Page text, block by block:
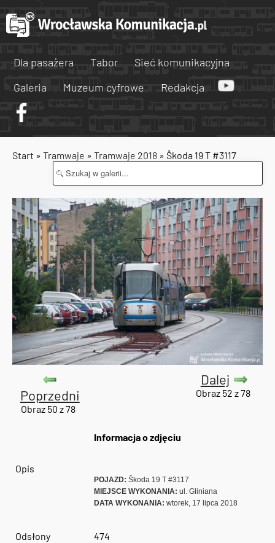
Dla pasażera Tabor
Sieć komunikacyjna
Galeria
Muzeum cyfrowe Redakcja
Start » Tramwaje » Tramwaje 2018 » Škoda 19 T #3117
Poprzedni
Obraz 50 z 78
Dalej
Obraz 52 z 78
Informacja o zdjęciu
Opis
POJAZD: Škoda 19 T #3117
MIEJSCE WYKONANIA: ul. Gliniana
DATA WYKONANIA: wtorek, 17 lipca 2018
Odsłony 474